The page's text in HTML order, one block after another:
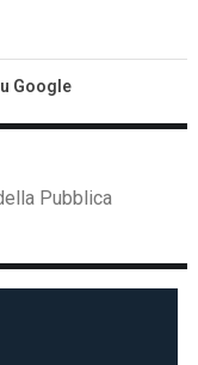
Google
Pubblica